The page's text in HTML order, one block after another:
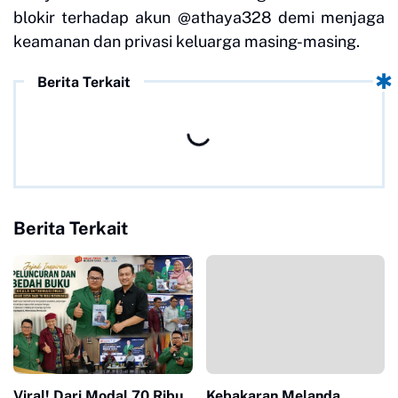
blokir terhadap akun @athaya328 demi menjaga
keamanan dan privasi keluarga masing-masing.
Berita Terkait
Berita Terkait